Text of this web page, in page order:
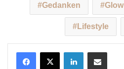
Gedanken Glow
Lifestyle